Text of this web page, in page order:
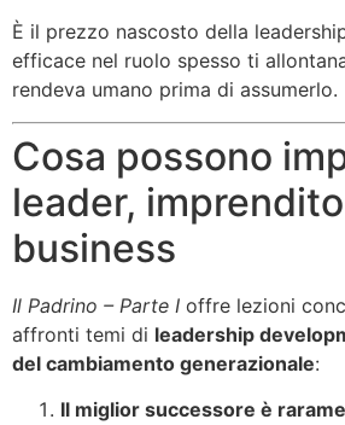
È il prezzo nascosto della
efficace nel ruolo spesso ti
rendeva umano prima di assumerlo.
Cosa possono
leader,
business
Il Padrino – Parte I offre lezioni
affronti temi di leadership
del cambiamento generazionale:
Il miglior successore è